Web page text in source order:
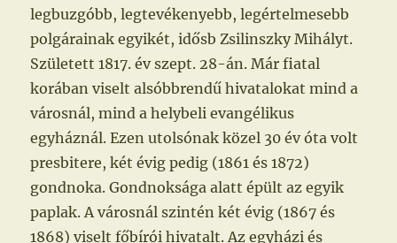
legbuzgóbb, legtevékenyebb, legértelmesebb
polgárainak egyikét, idősb Zsilinszky Mihályt.
Született 1817. év szept. 28-án. Már fiatal
korában viselt alsóbbrendű hivatalokat mind a
városnál, mind a helybeli evangélikus
egyháznál. Ezen utolsónak közel 30 év óta volt
presbitere, két évig pedig (1861 és 1872)
gondnoka. Gondnoksága alatt épült az egyik
paplak. A városnál szintén két évig (1867 és
1868) viselt főbírói hivatalt. Az egyházi és